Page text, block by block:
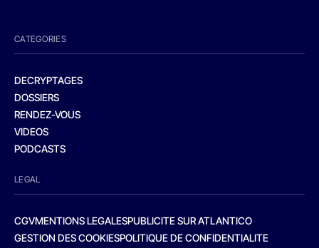
CATEGORIES
DECRYPTAGES
DOSSIERS
RENDEZ-VOUS
VIDEOS
PODCASTS
LEGAL
CGVMENTIONS LEGALESPUBLICITE SUR ATLANTICO
GESTION DES COOKIESPOLITIQUE DE CONFIDENTIALITE